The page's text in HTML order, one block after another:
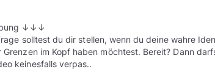
↓↓↓
solltest du dir stellen, wenn du deine wahre
im Kopf haben möchtest. Bereit? Dann
keinesfalls verpas..